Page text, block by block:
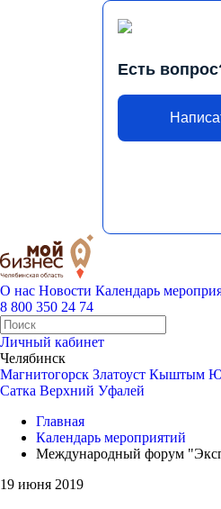
Есть
О нас Новости Календарь
8 800 350 24 74
Личный кабинет
Челябинск
Магнитогорск Златоуст Кыштым
Сатка Верхний Уфалей
Главная
Календарь мероприятий
Международный форум
19 июня 2019